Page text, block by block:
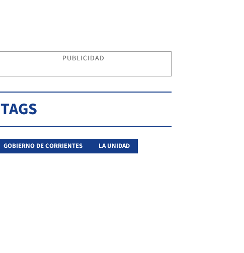
PUBLICIDAD
TAGS
GOBIERNO DE CORRIENTES LA UNIDAD